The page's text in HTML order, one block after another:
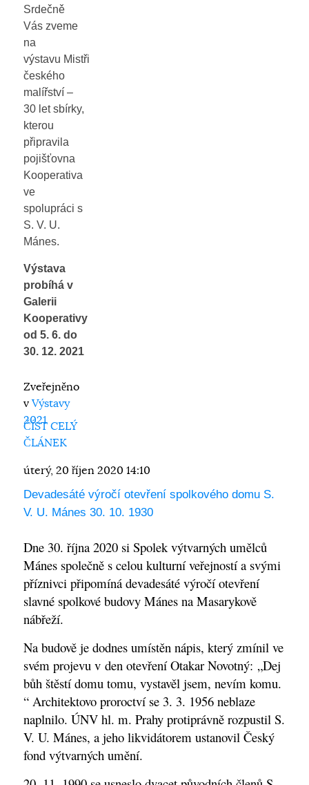
Srdečně
Vás zveme
na
výstavu Mistři
českého
malířství –
30 let sbírky,
kterou
připravila
pojišťovna
Kooperativa
ve
spolupráci s
S. V. U.
Mánes.
Výstava
probíhá v
Galerii
Kooperativy
od 5. 6. do
30. 12. 2021
Zveřejněno
v Výstavy
2021
ČÍST CELÝ
ČLÁNEK
úterý, 20 říjen 2020 14:10
Devadesáté výročí otevření spolkového domu S.
V. U. Mánes 30. 10. 1930
Dne 30. října 2020 si Spolek výtvarných umělců
Mánes společně s celou kulturní veřejností a svými
příznivci připomíná devadesáté výročí otevření
slavné spolkové budovy Mánes na Masarykově
nábřeží.
Na budově je dodnes umístěn nápis, který zmínil ve
svém projevu v den otevření Otakar Novotný: „Dej
bůh štěstí domu tomu, vystavěl jsem, nevím komu.
“ Architektovo proroctví se 3. 3. 1956 neblaze
naplnilo. ÚNV hl. m. Prahy protiprávně rozpustil S.
V. U. Mánes, a jeho likvidátorem ustanovil Český
fond výtvarných umění.